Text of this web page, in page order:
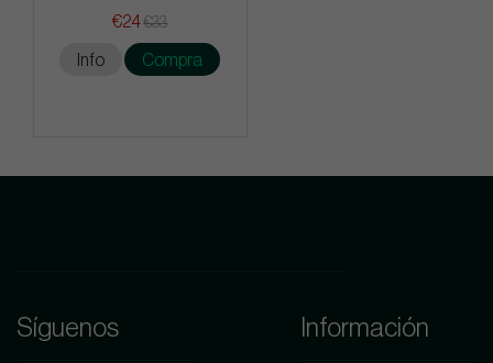
€24€33
Info Compra
Síguenos Información